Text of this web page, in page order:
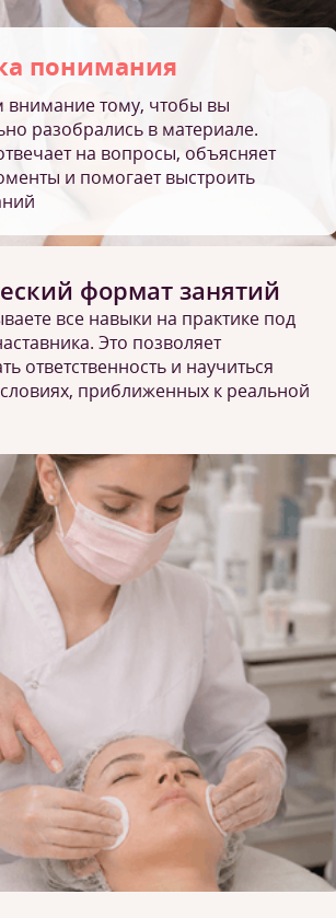
понимания
внимание тому, чтобы вы
разобрались в материале.
на вопросы, объясняет
и помогает выстроить
формат занятий
все навыки на практике под
Это позволяет
ответственность и научиться
приближенных к реальной